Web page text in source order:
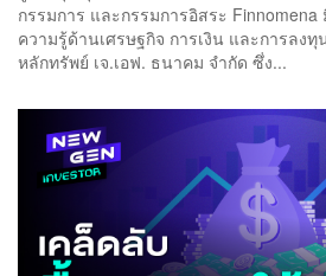
กรรมการ และกรรมการอิสระ
ความรู้ด้านเศรษฐกิจ การเงิน และการลง
หลักทรัพย์ เจ.เอฟ. ธนาคม จำกัด ซึ่ง...